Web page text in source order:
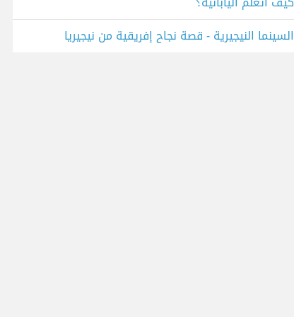
السينما النيجيرية - قصة نجاح إفريقية من نيجيريا